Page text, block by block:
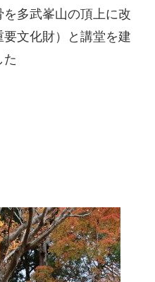
多武峯山の頂上に改
文化財）と講堂を建
た